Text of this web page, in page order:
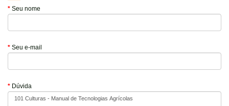
Seu nome
Seu e-mail
Dúvida